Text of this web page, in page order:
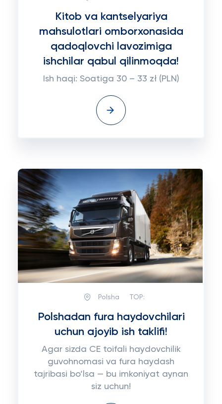
Kitob va kantselyariya
mahsulotlari omborxonasida
qadoqlovchi lavozimiga
ishchilar qabul qilinmoqda!
Ish haqi: Soatiga 30 – 33 zł (PLN)
Polsha TOP:
Polshadan fura haydovchilari
uchun ajoyib ish taklifi!
Agar sizda CE toifali haydovchilik
guvohnomasi va fura haydash
tajribasi bo‘lsa — bu imkoniyat aynan
siz uchun!